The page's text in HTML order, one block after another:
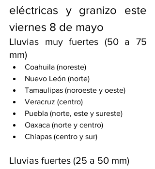
eléctricas y granizo este
viernes 8 de mayo
Lluvias muy fuertes (50 a 75
mm)
Coahuila (noreste)
Nuevo León (norte)
Tamaulipas (noroeste y oeste)
Veracruz (centro)
Puebla (norte, este y sureste)
Oaxaca (norte y centro)
Chiapas (centro y sur)
Lluvias fuertes (25 a 50 mm)